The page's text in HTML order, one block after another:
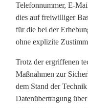
Telefonnummer, E-
dies auf freiwilliger
für die bei der
ohne explizite
Trotz der ergriffenen
Maßnahmen zur
dem Stand der
Datenübertragung